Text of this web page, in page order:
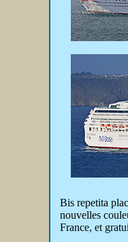
Bis repetita
nouvelles
France, et